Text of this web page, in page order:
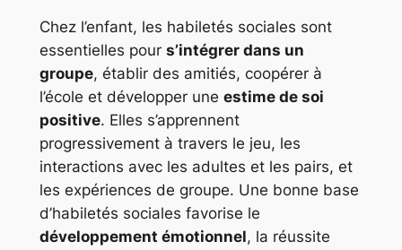
Chez l’enfant, les habiletés sociales sont
essentielles pour s’intégrer dans un
groupe, établir des amitiés, coopérer à
l’école et développer une estime de soi
positive. Elles s’apprennent
progressivement à travers le jeu, les
interactions avec les adultes et les pairs, et
les expériences de groupe. Une bonne base
d’habiletés sociales favorise le
développement émotionnel, la réussite